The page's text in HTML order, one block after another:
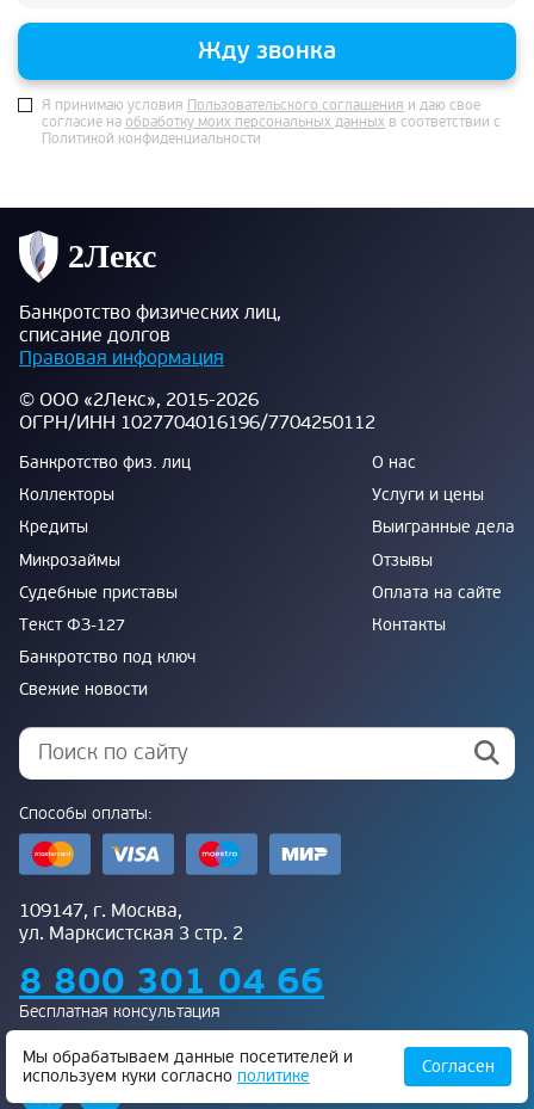
Жду звонка
Я принимаю условия Пользовательского соглашения и даю свое
согласие на обработку моих персональных данных в соответствии с
Политикой конфиденциальности
Банкротство физических лиц,
списание долгов
Правовая информация
© ООО «2Лекс», 2015-2026
ОГРН/ИНН 1027704016196/7704250112
Банкротство физ. лиц
Коллекторы
Кредиты
Микрозаймы
Судебные приставы
Текст ФЗ-127
Банкротство под ключ
Свежие новости
О нас
Услуги и цены
Выигранные дела
Отзывы
Оплата на сайте
Контакты
Способы оплаты:
109147, г. Москва,
ул. Марксистская 3 стр. 2
8 800 301 04 66
Бесплатная консультация
Мы обрабатываем данные посетителей и
используем куки согласно политике Согласен